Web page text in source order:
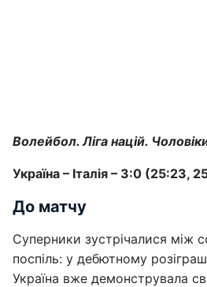
Волейбол. Ліга націй.
Україна – Італія – 3:0 (25:23,
До матчу
Суперники зустрічалися між
поспіль: у дебютному
Україна вже демонструвала